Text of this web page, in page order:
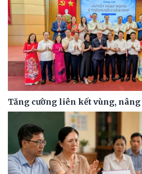
Tăng cường liên kết vùng, nâng